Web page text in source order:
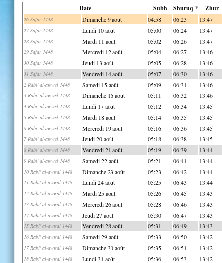
Date Subh Shuruq * Zhur
26 Safar 1448 Dimanche 9 août 04:58 06:23 13:47
27 Safar 1448 Lundi 10 août 05:00 06:24 13:47
28 Safar 1448 Mardi 11 août 05:02 06:26 13:47
29 Safar 1448 Mercredi 12 août 05:04 06:27 13:46
30 Safar 1448 Jeudi 13 août 05:05 06:28 13:46
31 Safar 1448 Vendredi 14 août 05:07 06:30 13:46
2 Rabi' al-awwal 1448 Samedi 15 août 05:09 06:31 13:46
3 Rabi' al-awwal 1448 Dimanche 16 août 05:11 06:32 13:46
4 Rabi' al-awwal 1448 Lundi 17 août 05:12 06:34 13:45
5 Rabi' al-awwal 1448 Mardi 18 août 05:14 06:35 13:45
6 Rabi' al-awwal 1448 Mercredi 19 août 05:16 06:36 13:45
7 Rabi' al-awwal 1448 Jeudi 20 août 05:18 06:38 13:45
8 Rabi' al-awwal 1448 Vendredi 21 août 05:19 06:39 13:44
9 Rabi' al-awwal 1448 Samedi 22 août 05:21 06:41 13:44
10 Rabi' al-awwal 1448 Dimanche 23 août 05:23 06:42 13:44
11 Rabi' al-awwal 1448 Lundi 24 août 05:25 06:43 13:44
12 Rabi' al-awwal 1448 Mardi 25 août 05:26 06:45 13:43
13 Rabi' al-awwal 1448 Mercredi 26 août 05:28 06:46 13:43
14 Rabi' al-awwal 1448 Jeudi 27 août 05:30 06:47 13:43
15 Rabi' al-awwal 1448 Vendredi 28 août 05:31 06:49 13:43
16 Rabi' al-awwal 1448 Samedi 29 août 05:33 06:50 13:42
17 Rabi' al-awwal 1448 Dimanche 30 août 05:35 06:51 13:42
18 Rabi' al-awwal 1448 Lundi 31 août 05:36 06:53 13:42